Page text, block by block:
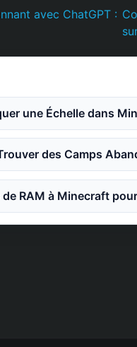
avec ChatGPT :
une Échelle dans
des Camps
RAM à Minecraft